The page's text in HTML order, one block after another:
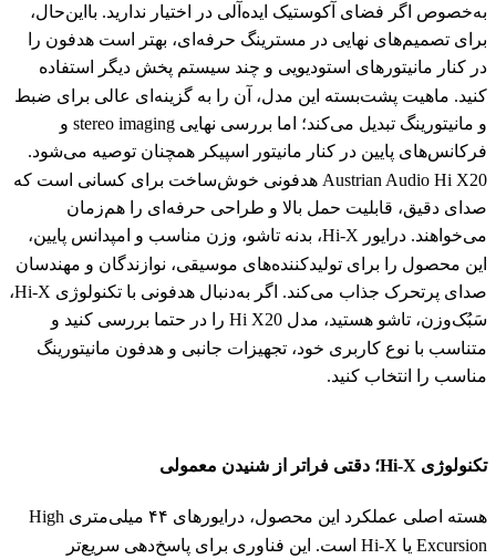
به‌خصوص اگر فضای آکوستیک ایده‌آلی در اختیار ندارید. بااین‌حال،
برای تصمیم‌های نهایی در مسترینگ حرفه‌ای، بهتر است هدفون را
در کنار مانیتورهای استودیویی و چند سیستم پخش دیگر استفاده
کنید. ماهیت پشت‌بسته این مدل، آن را به گزینه‌ای عالی برای ضبط
و مانیتورینگ تبدیل می‌کند؛ اما بررسی نهایی stereo imaging و
فرکانس‌های پایین در کنار مانیتور اسپیکر همچنان توصیه می‌شود.
Austrian Audio Hi X20 هدفونی خوش‌ساخت برای کسانی است که
صدای دقیق، قابلیت حمل بالا و طراحی حرفه‌ای را هم‌زمان
می‌خواهند. درایور Hi-X، بدنه تاشو، وزن مناسب و امپدانس پایین،
این محصول را برای تولیدکننده‌های موسیقی، نوازندگان و مهندسان
صدای پرتحرک جذاب می‌کند. اگر به‌دنبال هدفونی با تکنولوژی Hi-X،
سَبُک‌وزن، تاشو هستید، مدل Hi X20 را در حتما بررسی کنید و
متناسب با نوع کاربری خود، تجهیزات جانبی و هدفون مانیتورینگ
مناسب را انتخاب کنید.
تکنولوژی Hi-X؛ دقتی فراتر از شنیدن معمولی
هسته اصلی عملکرد این محصول، درایورهای ۴۴ میلی‌متری High
Excursion یا Hi-X است. این فناوری برای پاسخ‌دهی سریع‌تر